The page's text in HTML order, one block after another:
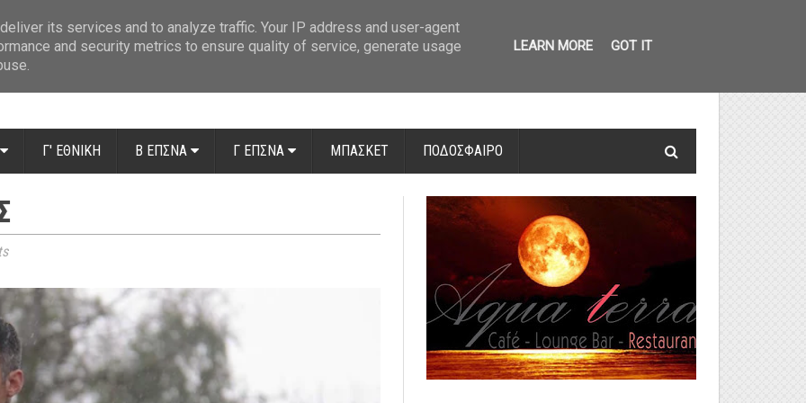
Γ' ΕΘΝΙΚΗ Β ΕΠΣΝΑ Γ ΕΠΣΝΑ ΜΠΑΣΚΕΤ ΠΟΔΟΣΦΑΙΡΟ
its services and to analyze traffic. Your IP address and user-agent
and security metrics to ensure quality of service, generate usage
LEARN MORE GOT IT